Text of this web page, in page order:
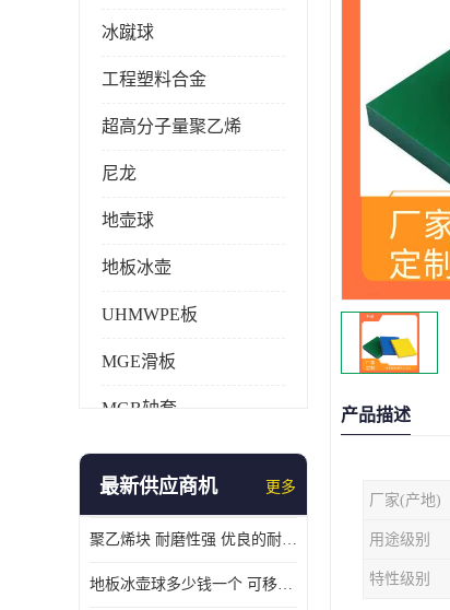
冰蹴球
工程塑料合金
超高分子量聚乙烯
尼龙
地壶球
地板冰壶
UHMWPE板
MGE滑板
MGB轴套
旱地冰壶
MGA滑板滑块
MGE滑板滑块
最新供应商机 更多
聚乙烯块 耐磨性强 优良的耐低温
地板冰壶球多少钱一个 可移动 可拆装 滑行阻力小
产品描述
厂家(产地)
用途级别
特性级别